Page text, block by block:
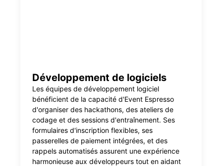
Développement de logiciels
Les équipes de développement logiciel
bénéficient de la capacité d'Event Espresso
d'organiser des hackathons, des ateliers de
codage et des sessions d'entraînement. Ses
formulaires d'inscription flexibles, ses
passerelles de paiement intégrées, et des
rappels automatisés assurent une expérience
harmonieuse aux développeurs tout en aidant